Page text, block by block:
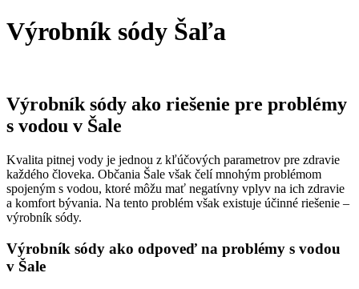
Výrobník sódy Šaľa
Výrobník sódy ako riešenie pre problémy
s vodou v Šale
Kvalita pitnej vody je jednou z kľúčových parametrov pre zdravie
každého človeka. Občania Šale však čelí mnohým problémom
spojeným s vodou, ktoré môžu mať negatívny vplyv na ich zdravie
a komfort bývania. Na tento problém však existuje účinné riešenie –
výrobník sódy.
Výrobník sódy ako odpoveď na problémy s vodou
v Šale